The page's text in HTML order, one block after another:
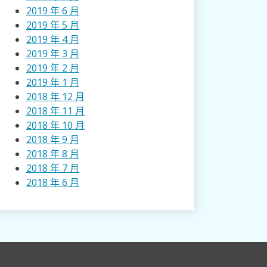
2019 年 6 月
2019 年 5 月
2019 年 4 月
2019 年 3 月
2019 年 2 月
2019 年 1 月
2018 年 12 月
2018 年 11 月
2018 年 10 月
2018 年 9 月
2018 年 8 月
2018 年 7 月
2018 年 6 月